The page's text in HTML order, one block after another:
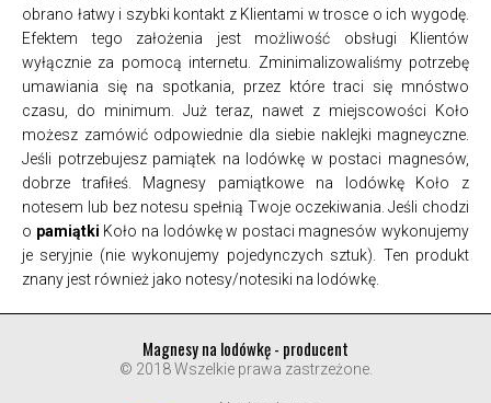
obrano łatwy i szybki kontakt z Klientami w trosce o ich wygodę.
Efektem tego założenia jest możliwość obsługi Klientów
wyłącznie za pomocą internetu. Zminimalizowaliśmy potrzebę
umawiania się na spotkania, przez które traci się mnóstwo
czasu, do minimum. Już teraz, nawet z miejscowości Koło
możesz zamówić odpowiednie dla siebie naklejki magneyczne.
Jeśli potrzebujesz pamiątek na lodówkę w postaci magnesów,
dobrze trafiłeś. Magnesy pamiątkowe na lodówkę Koło z
notesem lub bez notesu spełnią Twoje oczekiwania. Jeśli chodzi
o pamiątki Koło na lodówkę w postaci magnesów wykonujemy
je seryjnie (nie wykonujemy pojedynczych sztuk). Ten produkt
znany jest również jako notesy/notesiki na lodówkę.
Magnesy na lodówkę - producent
© 2018 Wszelkie prawa zastrzeżone.